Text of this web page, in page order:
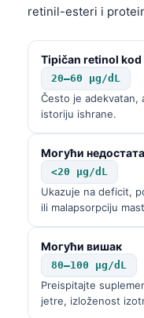
retinil-esteri i
Tipičan retinol
20–60 µg/dL
Često je adekvatan,
istoriju ishrane.
Могући
<20 µg/dL
Ukazuje na deficit,
ili malapsorpciju
Могући вишак
80–100 µg/dL
Preispitajte
jetre, izloženost